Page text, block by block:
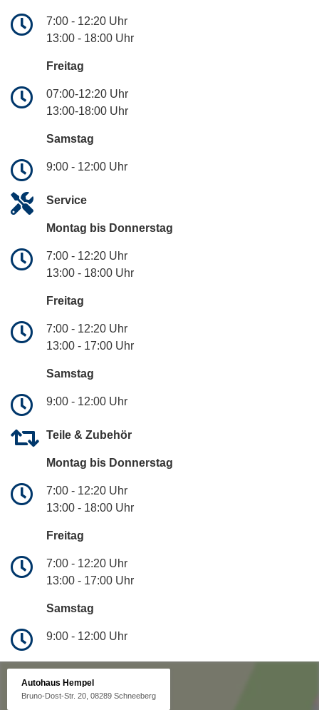
7:00 - 12:20 Uhr
13:00 - 18:00 Uhr
Freitag
07:00-12:20 Uhr
13:00-18:00 Uhr
Samstag
9:00 - 12:00 Uhr
Service
Montag bis Donnerstag
7:00 - 12:20 Uhr
13:00 - 18:00 Uhr
Freitag
7:00 - 12:20 Uhr
13:00 - 17:00 Uhr
Samstag
9:00 - 12:00 Uhr
Teile & Zubehör
Montag bis Donnerstag
7:00 - 12:20 Uhr
13:00 - 18:00 Uhr
Freitag
7:00 - 12:20 Uhr
13:00 - 17:00 Uhr
Samstag
9:00 - 12:00 Uhr
Autohaus Hempel
Bruno-Dost-Str. 20, 08289 Schneeberg